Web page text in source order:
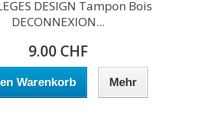
DESIGN Tampon Bois
DECONNEXION...
9.00 CHF
Warenkorb Mehr